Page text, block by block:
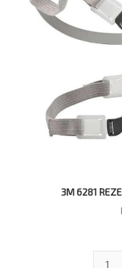
3M 6281